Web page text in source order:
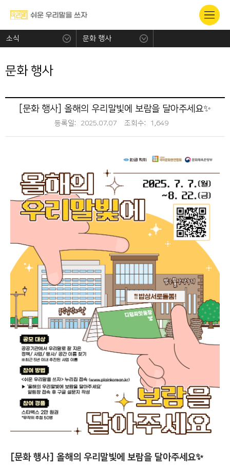
소식 문화 행사
문화 행사
[문화 행사] 올해의 우리말빛에 보람을 달아주세요✨
등록일: 2025.07.07 조회수: 1,649
[문화 행사] 올해의 우리말빛에 보람을 달아주세요✨